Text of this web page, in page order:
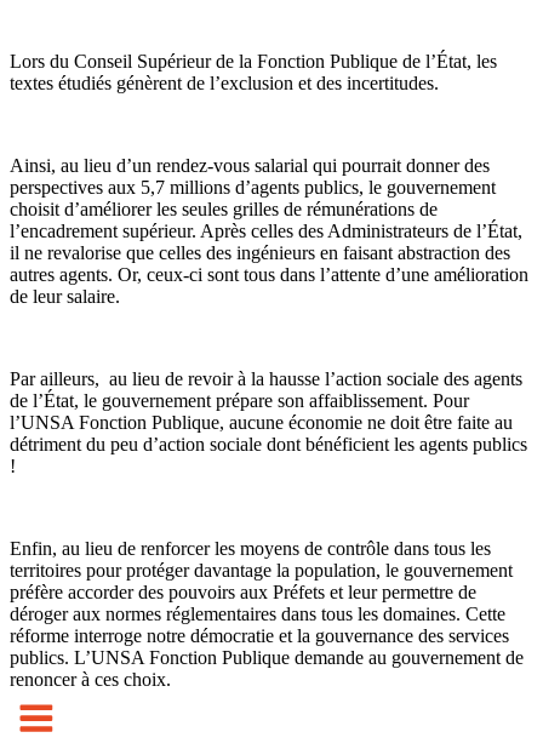
Lors du Conseil Supérieur de la Fonction Publique de l’État, les
textes étudiés génèrent de l’exclusion et des incertitudes.
Ainsi, au lieu d’un rendez-vous salarial qui pourrait donner des
perspectives aux 5,7 millions d’agents publics, le gouvernement
choisit d’améliorer les seules grilles de rémunérations de
l’encadrement supérieur. Après celles des Administrateurs de l’État,
il ne revalorise que celles des ingénieurs en faisant abstraction des
autres agents. Or, ceux-ci sont tous dans l’attente d’une amélioration
de leur salaire.
Par ailleurs, au lieu de revoir à la hausse l’action sociale des agents
de l’État, le gouvernement prépare son affaiblissement. Pour
l’UNSA Fonction Publique, aucune économie ne doit être faite au
détriment du peu d’action sociale dont bénéficient les agents publics
!
Enfin, au lieu de renforcer les moyens de contrôle dans tous les
territoires pour protéger davantage la population, le gouvernement
préfère accorder des pouvoirs aux Préfets et leur permettre de
déroger aux normes réglementaires dans tous les domaines. Cette
réforme interroge notre démocratie et la gouvernance des services
publics. L’UNSA Fonction Publique demande au gouvernement de
renoncer à ces choix.